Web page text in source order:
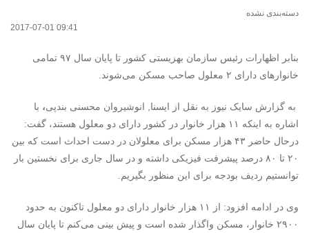
دسته‌بندی نشده
2017-07-01 09:41
بنابر اظهارات رئیس سازمان بهزیستی کشور تا پایان سال ۹۷ تمامی
خانوارهای دارای ۲ معلول صاحب مسکن می‌شوند.
به گزارش سایک نیوز به نقل از ایسنا, انوشیروان محسنی بندپی، با
اشاره به اینکه ۱۱ هزار خانوار در کشور دارای دو معلول هستند، گفت:
درحال حاضر ۴۳ هزار مسکن برای معلولان در دست احداث است که بین
٢٠ تا ٨٠ درصد پیشرفت فیزیکی داشته و در سال جاری برای نخستین بار
توانستیم ردیف بودجه برای این منظور بگیریم.
وی در ادامه افزود: از ١١ هزار خانوار دارای دو معلول تاکنون به حدود
٢٩٠٠ خانوار، مسکن واگذار شده است و پیش بینی می‌کنم تا پایان سال